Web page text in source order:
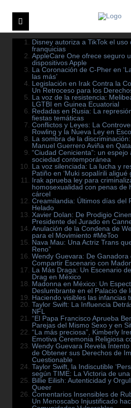
Disney autoriza a TikTok el uso
franquicias
AppleCare One ofrece seguro
dispositivos Apple
La Coronación de C-Pher en
las más’
Legislación en Irak Contra la
Un Retroceso para los
La voz de la resistencia:
LGTBI en Guinea Ecuatorial
Redadas en Rusia: La
fiestas temáticas
Conflictos y Leyes: La
Rowling y la Nueva Ley en
La sombra de la
Manuel Guerrero Aviña en
“Ciudad Cenicienta”: un
sociedad contemporánea
La voz silenciada: La lucha y
Patiño en ‘Muki sopalírili
Irak aprueba ley para
homosexualidad con penas de
cárcel
Creamilandia: Últimos días del
Helado
Xavier Dolan: De Prodigio
Presidente del Jurado en
Anulación de la Condena de
para el Movimiento #MeToo
Nava Mau: Una Actriz Trans
Reno”
Wendy Guevara: De Ganadora
Compartir Escenario con
La Más Draga: Un Escenario
Drag en México
Madonna en México: Un
Deslumbrante en el Palacio de
Haciendo visibles las infancias
Taylor Swift: La Influencia
NFL
“El Papa Francisco Aprueba
Parejas del Mismo Sexo y en
“La más preciosa”, Kimberly
Emotiva Ceremonia Religiosa
Wendy Guevara Revela
de Obtener sus Derechos de
Cuestionable
Taylor Swift, la Indiscutible
según TIME: La Victoria de
Billie Eilish: Autenticidad y
Queer
Comentarios Insensibles de
Un Menoscabo Injustificado